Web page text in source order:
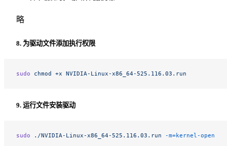
略
8. 为驱动文件添加执行权限
sudo chmod +x NVIDIA-Linux-x86_64-525.116.03.run
9. 运行文件安装驱动
sudo ./NVIDIA-Linux-x86_64-525.116.03.run -m=kernel-open